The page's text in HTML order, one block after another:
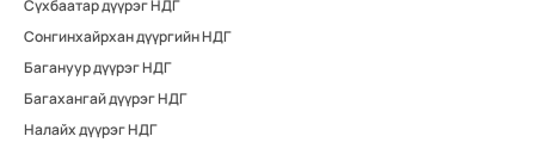
Сүхбаатар дүүрэг НДГ
Сонгинхайрхан дүүргийн НДГ
Багануур дүүрэг НДГ
Багахангай дүүрэг НДГ
Налайх дүүрэг НДГ